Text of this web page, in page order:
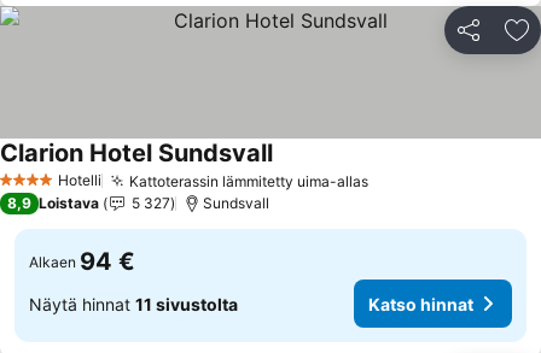
Jaa
4 Tähtiluokitus
Hotelli Kattoterassin lämmitetty uima-allasKatso hinnat
Clarion Hotel SundsvallKatso hinnat
8,9 Loistava 5 327 Sundsvall
Alkaen 94 €
Näytä hinnat 11 sivustolta Katso hinnat